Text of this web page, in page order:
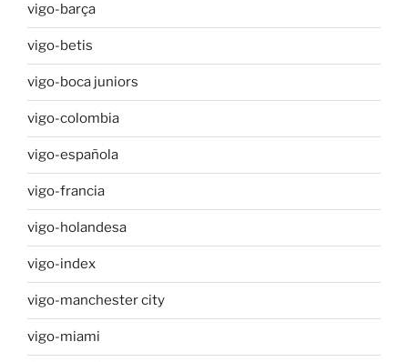
vigo-barça
vigo-betis
vigo-boca juniors
vigo-colombia
vigo-española
vigo-francia
vigo-holandesa
vigo-index
vigo-manchester city
vigo-miami